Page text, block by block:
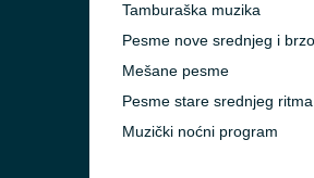
Tamburaška muzika
Pesme nove srednjeg i
Mešane pesme
Pesme stare srednjeg ritma
Muzički noćni program